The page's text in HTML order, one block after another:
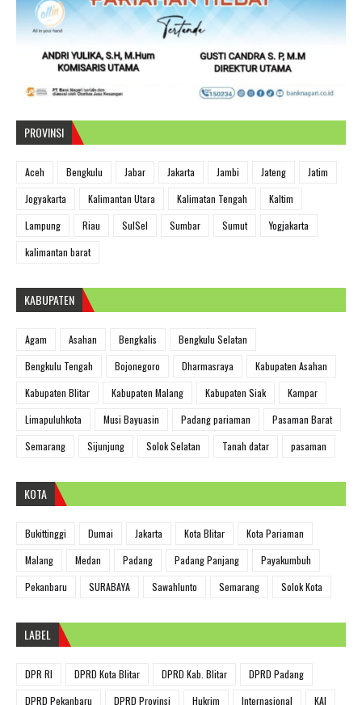
PROVINSI
Aceh Bengkulu Jabar Jakarta Jambi Jateng
Jatim
Jogyakarta
Kalimantan Utara Kalimatan Tengah
Kaltim
Lampung
Riau SulSel Sumbar Sumut
Yogjakarta
kalimantan barat
KABUPATEN
Agam Asahan Bengkalis
Bengkulu Selatan
Bengkulu Tengah
Bojonegoro Dharmasraya
Kabupaten Asahan
Kabupaten Blitar
Kabupaten Malang Kabupaten Siak
Kampar
Limapuluhkota
Musi Bayuasin Padang pariaman
Pasaman Barat
Semarang
Sijunjung Solok Selatan Tanah datar pasaman
KOTA
Bukittinggi Dumai Jakarta Kota Blitar
Kota Pariaman
Malang
Medan Padang Padang Panjang
Payakumbuh
Pekanbaru
SURABAYA Sawahlunto Semarang Solok Kota
LABEL
DPR RI DPRD Kota Blitar DPRD Kab. Blitar
DPRD Padang
DPRD Pekanbaru
DPRD Provinsi Hukrim Internasional KAI